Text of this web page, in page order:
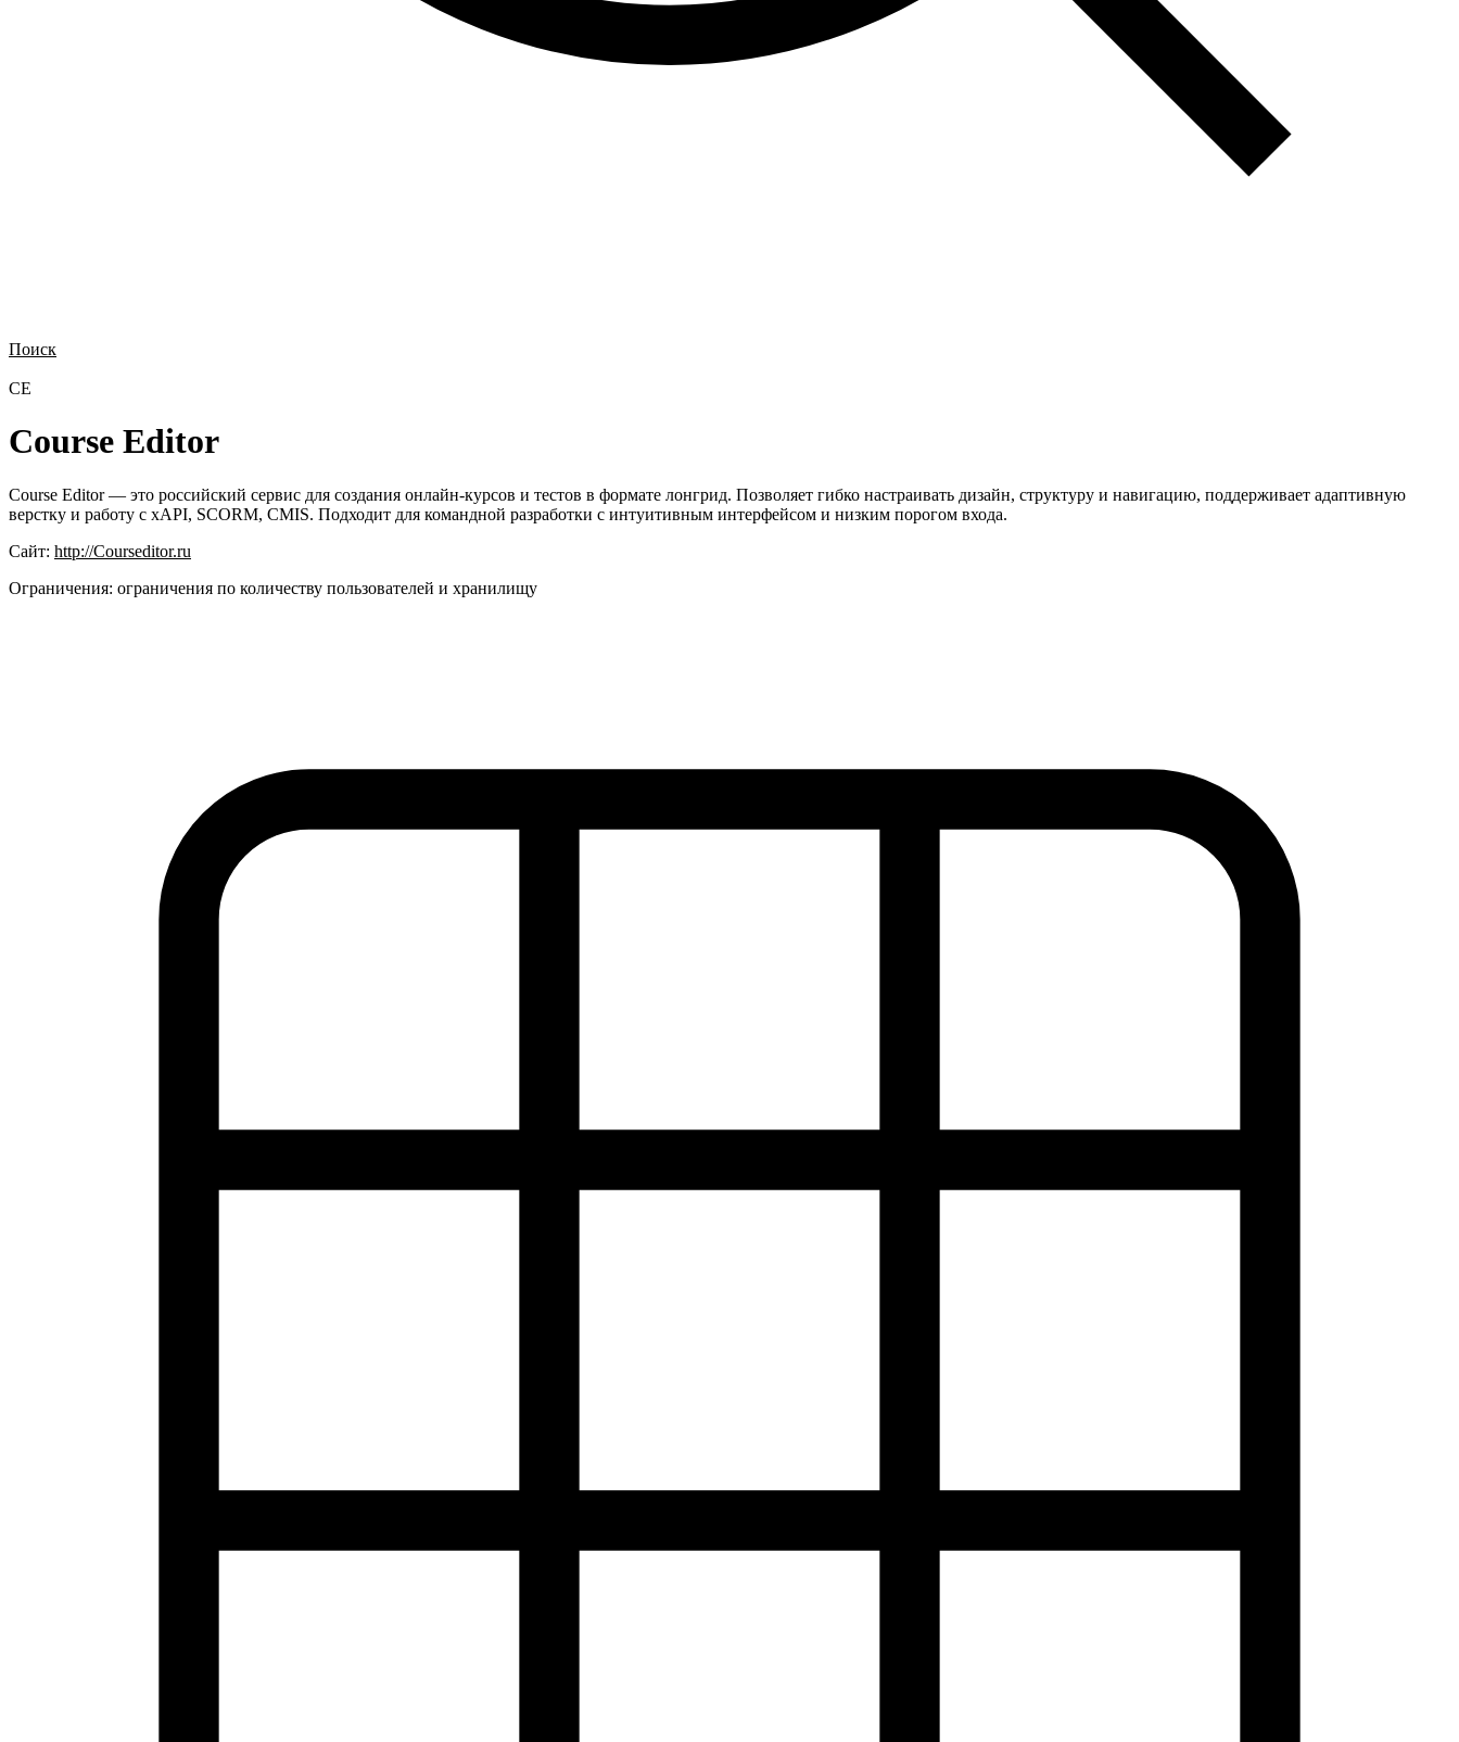
Поиск
CE
Course Editor
Course Editor — это российский сервис для создания онлайн-курсов и тестов в формате лонгрид. Позволяет гибко настраивать дизайн, структуру и навигацию, поддерживает адаптивную
верстку и работу с xAPI, SCORM, CMIS. Подходит для командной разработки с интуитивным интерфейсом и низким порогом входа.
Сайт: http://Courseditor.ru
Ограничения: ограничения по количеству пользователей и хранилищу